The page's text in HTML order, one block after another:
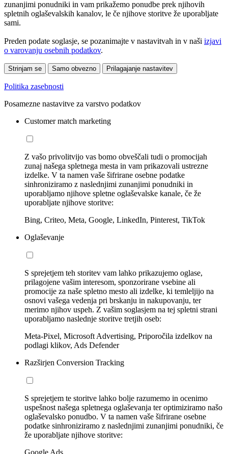
zunanjimi ponudniki in vam prikažemo ponudbe prek njihovih
spletnih oglaševalskih kanalov, le če njihove storitve že uporabljate
sami.
Preden podate soglasje, se pozanimajte v nastavitvah in v naši izjavi
o varovanju osebnih podatkov.
Strinjam se Samo obvezno Prilagajanje nastavitev
Politika zasebnosti
Posamezne nastavitve za varstvo podatkov
Customer match marketing
Z vašo privolitvijo vas bomo obveščali tudi o promocijah
zunaj našega spletnega mesta in vam prikazovali ustrezne
izdelke. V ta namen vaše šifrirane osebne podatke
sinhroniziramo z naslednjimi zunanjimi ponudniki in
uporabljamo njihove spletne oglaševalske kanale, če že
uporabljate njihove storitve:
Bing, Criteo, Meta, Google, LinkedIn, Pinterest, TikTok
Oglaševanje
S sprejetjem teh storitev vam lahko prikazujemo oglase,
prilagojene vašim interesom, sponzorirane vsebine ali
promocije za naše spletno mesto ali izdelke, ki temleljijo na
osnovi vašega vedenja pri brskanju in nakupovanju, ter
merimo njihov uspeh. Z vašim soglasjem na tej spletni strani
uporabljamo naslednje storitve tretjih oseb:
Meta-Pixel, Microsoft Advertising, Priporočila izdelkov na
podlagi klikov, Ads Defender
Razširjen Conversion Tracking
S sprejetjem te storitve lahko bolje razumemo in ocenimo
uspešnost našega spletnega oglaševanja ter optimiziramo našo
oglaševalsko ponudbo. V ta namen vaše šifrirane osebne
podatke sinhroniziramo z naslednjimi zunanjimi ponudniki, če
že uporabljate njihove storitve:
Google Ads